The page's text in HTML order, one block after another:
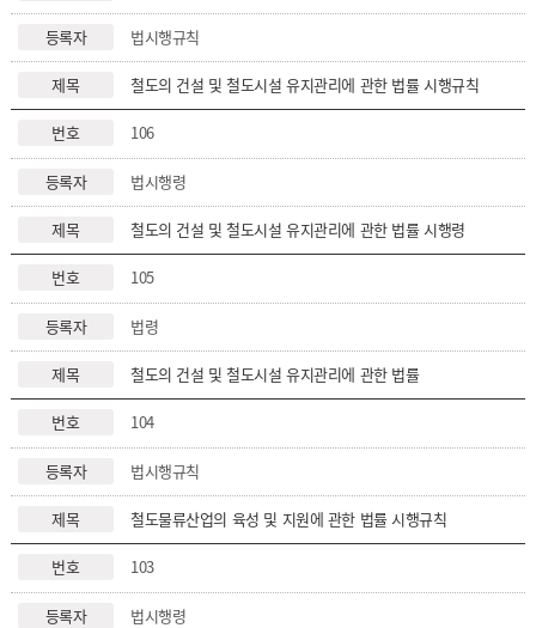
법시행규칙
철도의 건설 및 철도시설 유지관리에 관한 법률 시행규칙
106
법시행령
철도의 건설 및 철도시설 유지관리에 관한 법률 시행령
105
법령
철도의 건설 및 철도시설 유지관리에 관한 법률
104
법시행규칙
철도물류산업의 육성 및 지원에 관한 법률 시행규칙
103
법시행령